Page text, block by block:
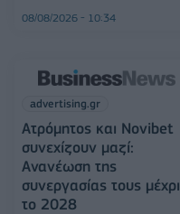
08/08/2026 - 10:34
advertising.gr
Ατρόμητος και Novibet
συνεχίζουν μαζί:
Ανανέωση της
συνεργασίας τους μέχρι
το 2028